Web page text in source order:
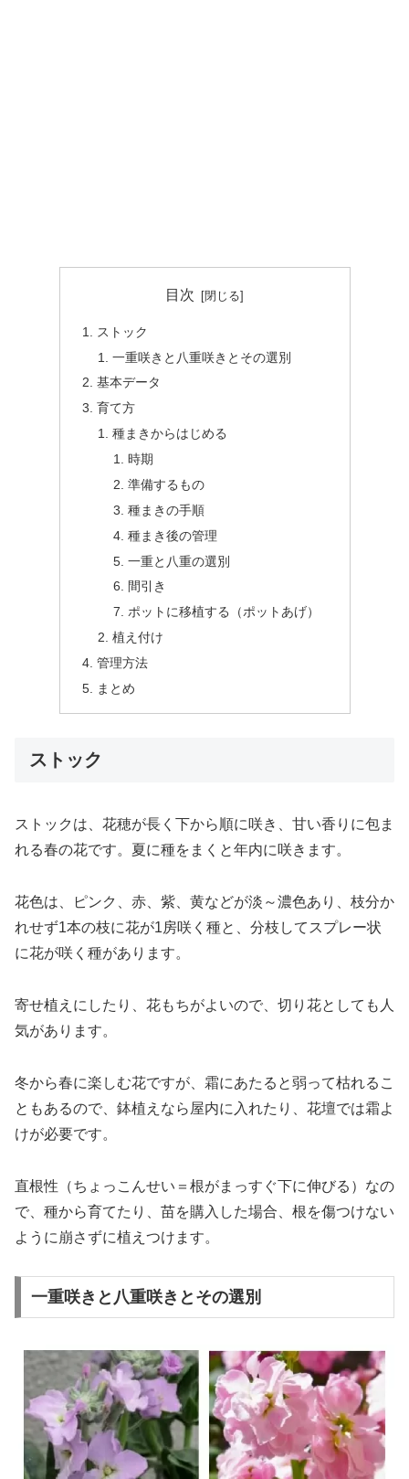
目次
ストック
一重咲きと八重咲きとその選別
基本データ
育て方
種まきからはじめる
時期
準備するもの
種まきの手順
種まき後の管理
一重と八重の選別
間引き
ポットに移植する（ポットあげ）
植え付け
管理方法
まとめ
ストック
ストックは、花穂が長く下から順に咲き、甘い香りに包ま
れる春の花です。夏に種をまくと年内に咲きます。
花色は、ピンク、赤、紫、黄などが淡～濃色あり、枝分か
れせず1本の枝に花が1房咲く種と、分枝してスプレー状
に花が咲く種があります。
寄せ植えにしたり、花もちがよいので、切り花としても人
気があります。
冬から春に楽しむ花ですが、霜にあたると弱って枯れるこ
ともあるので、鉢植えなら屋内に入れたり、花壇では霜よ
けが必要です。
直根性（ちょっこんせい＝根がまっすぐ下に伸びる）なの
で、種から育てたり、苗を購入した場合、根を傷つけない
ように崩さずに植えつけます。
一重咲きと八重咲きとその選別